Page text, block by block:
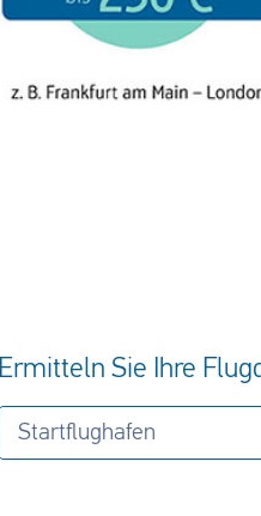
Ermitteln Sie Ihre
Startflughafen